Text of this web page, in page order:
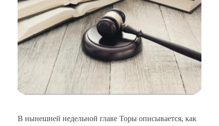
В нынешней недельной главе Торы описывается, как